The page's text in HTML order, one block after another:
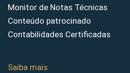
Monitor de Notas Técnicas
Conteúdo patrocinado
Contabilidades Certificadas
Saiba mais